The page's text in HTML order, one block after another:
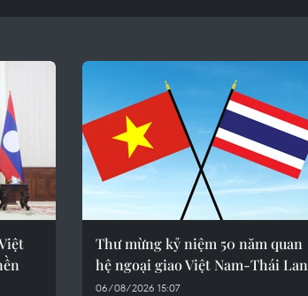
Thư mừng kỷ niệm 50 năm quan
hệ ngoại giao Việt Nam-Thái Lan
06/08/2026 15:07